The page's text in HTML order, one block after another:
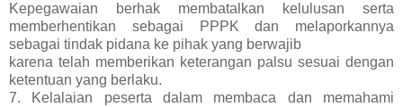
Kepegawaian berhak membatalkan kelulusan serta
memberhentikan sebagai PPPK dan melaporkannya
sebagai tindak pidana ke pihak yang berwajib
karena telah memberikan keterangan palsu sesuai dengan
ketentuan yang berlaku.
7. Kelalaian peserta dalam membaca dan memahami